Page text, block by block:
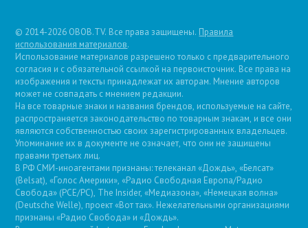
© 2014-2026 OBOB.TV. Все права защищены. Правила
использования материалов.
Использование материалов разрешено только с предварительного
согласия и с обязательной ссылкой на первоисточник. Все права на
изображения и тексты принадлежат их авторам. Мнение авторов
может не совпадать с мнением редакции.
На все товарные знаки и названия брендов, используемые на сайте,
распространяется законодательство по товарным знакам, и все они
являются собственностью своих зарегистрированных владельцев.
Упоминание их в документе не означает, что они не защищены
правами третьих лиц.
В РФ СМИ-иноагентами признаны: телеканал «Дождь», «Белсат»
(Belsat), «Голос Америки», «Радио Свободная Европа/Радио
Свобода» (PCE/PC), The Insider, «Медиазона», «Немецкая волна»
(Deutsche Welle), проект «Вот так». Нежелательными организациями
признаны «Радио Свобода» и «Дождь».